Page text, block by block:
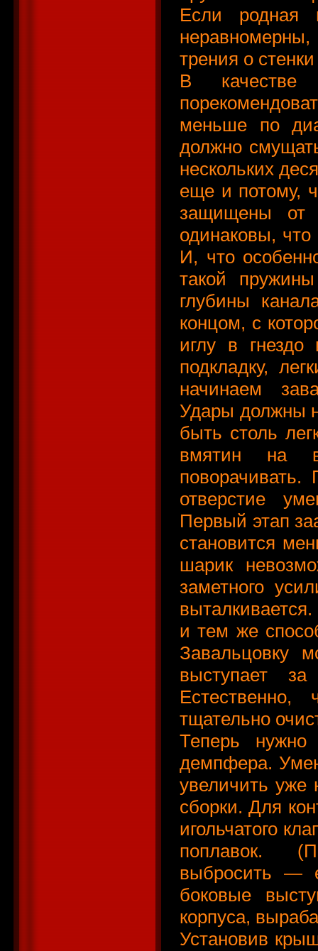
Если родная
неравномерны,
трения о
В качестве
меньше по
должно
нескольких
еще и потому,
защищены от
одинаковы,
И, что
такой
глубины
концом, с
иглу в
подкладку,
начинаем
Удары должны
быть столь
вмятин на
поворачивать.
отверстие
Первый этап
становится
шарик
заметного
и тем же
Завальцовку
выступает
тщательно
Теперь нужно
демпфера.
увеличить уже
сборки. Для
игольчатого
поплавок.
выбросить —
боковые
корпуса,
Установив